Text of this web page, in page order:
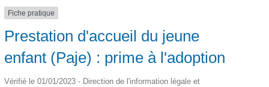
Fiche pratique
Prestation d'accueil du jeune
enfant (Paje) : prime à l'adoption
Vérifié le 01/01/2023 - Direction de l'information légale et